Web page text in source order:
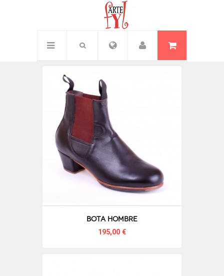
Bota hombre
195,00 €